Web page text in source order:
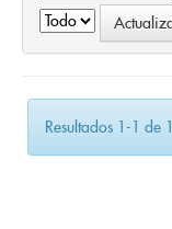
Resultados 1-1 de 1.